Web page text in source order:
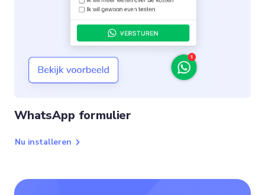
WhatsApp formulier
Nu installeren